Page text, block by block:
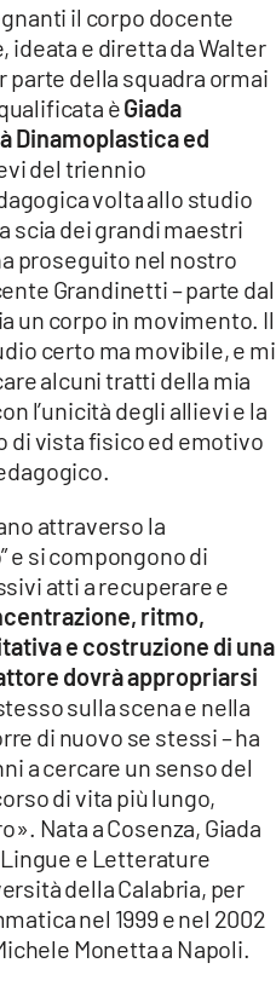
il corpo docente
ideata e diretta da Walter
parte della squadra ormai
èGiada
Dinamoplastica ed
del triennio
volta allo studio
scia dei grandi maestri
proseguito nel nostro
Grandinetti – parte dal
un corpo in movimento. Il
certo ma movibile, e mi
alcuni tratti della mia
l’unicità degli allievi e la
di vista fisico ed emotivo
attraverso la
e si compongono di
atti a recuperare e
ritmo,
e costruzione di una
dovrà appropriarsi
sulla scena e nella
di nuovo se stessi – ha
a cercare un senso del
di vita più lungo,
Nata a Cosenza, Giada
e Letterature
della Calabria, per
nel 1999 e nel 2002
Monetta a Napoli.